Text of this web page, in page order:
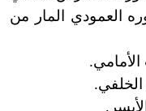
العمودي المار من
الأمامي.
الخلفي.